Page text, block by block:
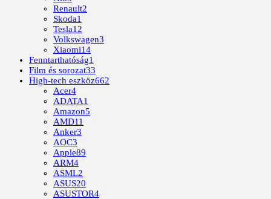
Renault2
Skoda1
Tesla12
Volkswagen3
Xiaomi14
Fenntarthatóság1
Film és sorozat33
High-tech eszköz662
Acer4
ADATA1
Amazon5
AMD11
Anker3
AOC3
Apple89
ARM4
ASML2
ASUS20
ASUSTOR4